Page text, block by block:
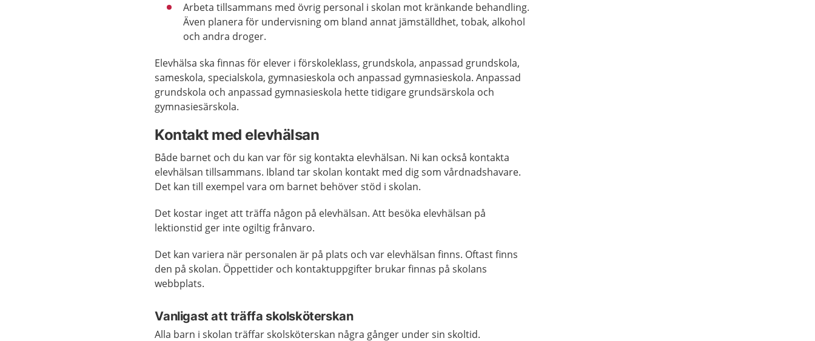
Arbeta tillsammans med övrig personal i skolan mot kränkande behandling.
Även planera för undervisning om bland annat jämställdhet, tobak, alkohol
och andra droger.
Elevhälsa ska finnas för elever i förskoleklass, grundskola, anpassad grundskola,
sameskola, specialskola, gymnasieskola och anpassad gymnasieskola. Anpassad
grundskola och anpassad gymnasieskola hette tidigare grundsärskola och
gymnasiesärskola.
Kontakt med elevhälsan
Både barnet och du kan var för sig kontakta elevhälsan. Ni kan också kontakta
elevhälsan tillsammans. Ibland tar skolan kontakt med dig som vårdnadshavare.
Det kan till exempel vara om barnet behöver stöd i skolan.
Det kostar inget att träffa någon på elevhälsan. Att besöka elevhälsan på
lektionstid ger inte ogiltig frånvaro.
Det kan variera när personalen är på plats och var elevhälsan finns. Oftast finns
den på skolan. Öppettider och kontaktuppgifter brukar finnas på skolans
webbplats.
Vanligast att träffa skolsköterskan
Alla barn i skolan träffar skolsköterskan några gånger under sin skoltid.